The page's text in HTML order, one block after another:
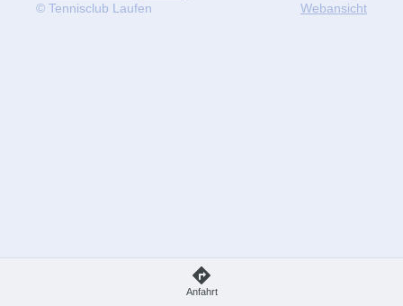
© Tennisclub Laufen
Webansicht
Anfahrt